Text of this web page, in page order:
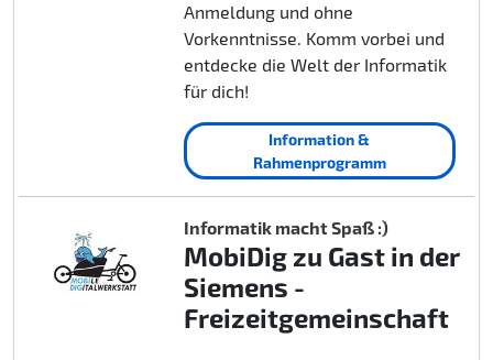
Anmeldung und ohne
Vorkenntnisse. Komm vorbei und
entdecke die Welt der Informatik
für dich!
Information &
Rahmenprogramm
Informatik macht Spaß :)
MobiDig zu Gast in der
Siemens -
Freizeitgemeinschaft